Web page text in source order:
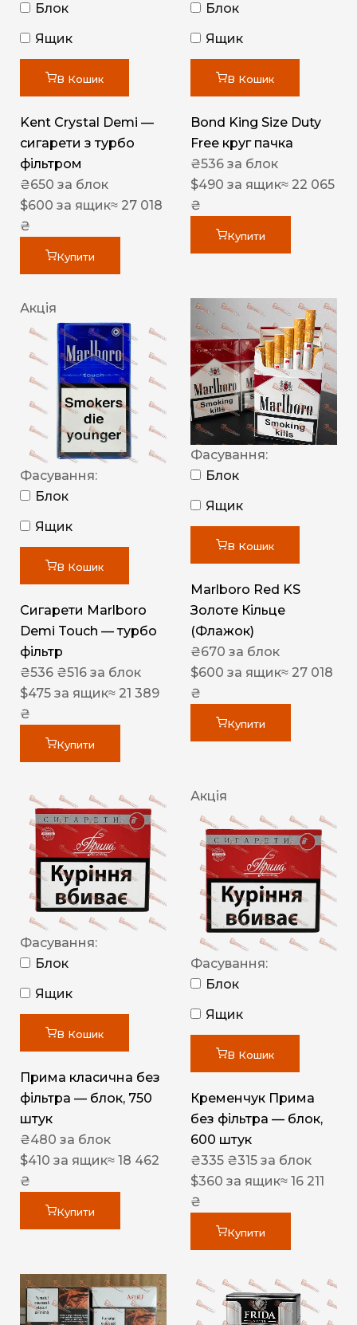
Блок
Ящик
В Кошик
Kent Crystal Demi —
сигарети з турбо
фільтром
₴650 за блок
$600 за ящик≈ 27 018
₴
Купити
Блок
Ящик
В Кошик
Bond King Size Duty
Free круг пачка
₴536 за блок
$490 за ящик≈ 22 065
₴
Купити
Акція
Фасування:
Блок
Ящик
В Кошик
Сигарети Marlboro
Demi Touch — турбо
фільтр
₴536 ₴516 за блок
$475 за ящик≈ 21 389
₴
Купити
Фасування:
Блок
Ящик
В Кошик
Marlboro Red KS
Золоте Кільце
(Флажок)
₴670 за блок
$600 за ящик≈ 27 018
₴
Купити
Фасування:
Блок
Ящик
В Кошик
Прима класична без
фільтра — блок, 750
штук
₴480 за блок
$410 за ящик≈ 18 462
₴
Купити
Акція
Фасування:
Блок
Ящик
В Кошик
Кременчук Прима
без фільтра — блок,
600 штук
₴335 ₴315 за блок
$360 за ящик≈ 16 211
₴
Купити